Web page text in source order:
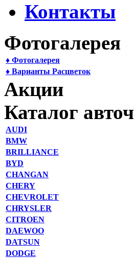
Контакты
Фотогалерея
♦ Фотогалерея
♦ Варианты Расцветок
Акции
Каталог
AUDI
BMW
BRILLIANCE
BYD
CHANGAN
CHERY
CHEVROLET
CHRYSLER
CITROEN
DAEWOO
DATSUN
DODGE